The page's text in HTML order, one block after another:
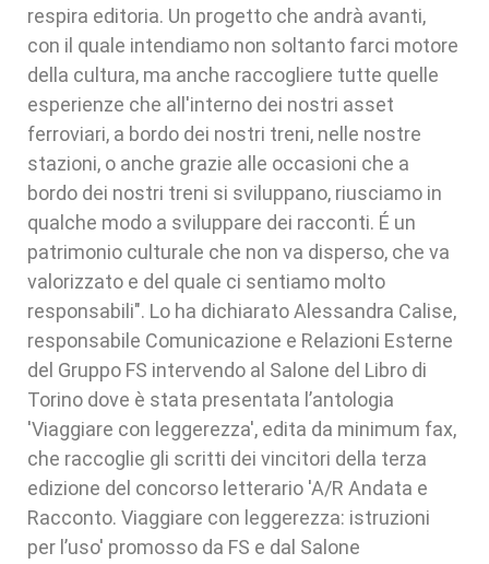
respira editoria. Un progetto che andrà avanti,
con il quale intendiamo non soltanto farci motore
della cultura, ma anche raccogliere tutte quelle
esperienze che all'interno dei nostri asset
ferroviari, a bordo dei nostri treni, nelle nostre
stazioni, o anche grazie alle occasioni che a
bordo dei nostri treni si sviluppano, riusciamo in
qualche modo a sviluppare dei racconti. É un
patrimonio culturale che non va disperso, che va
valorizzato e del quale ci sentiamo molto
responsabili". Lo ha dichiarato Alessandra Calise,
responsabile Comunicazione e Relazioni Esterne
del Gruppo FS intervendo al Salone del Libro di
Torino dove è stata presentata l’antologia
'Viaggiare con leggerezza', edita da minimum fax,
che raccoglie gli scritti dei vincitori della terza
edizione del concorso letterario 'A/R Andata e
Racconto. Viaggiare con leggerezza: istruzioni
per l’uso' promosso da FS e dal Salone